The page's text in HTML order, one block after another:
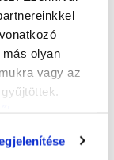
olyan
vagy az